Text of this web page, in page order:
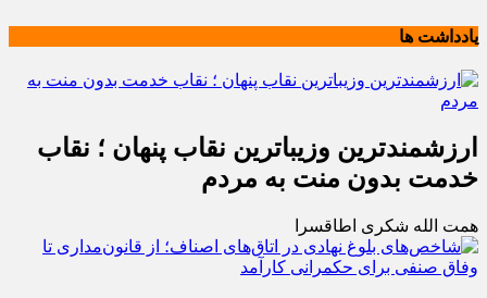
یادداشت ها
ارزشمندترین وزیباترین نقاب پنهان ؛ نقاب
خدمت بدون منت به مردم
همت الله شکری اطاقسرا